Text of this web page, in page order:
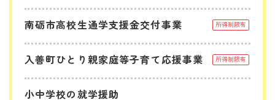
南砺市高校生通学支援金交付事業 所得制限有
入善町ひとり親家庭等子育て応援事業 所得制限有
小中学校の就学援助